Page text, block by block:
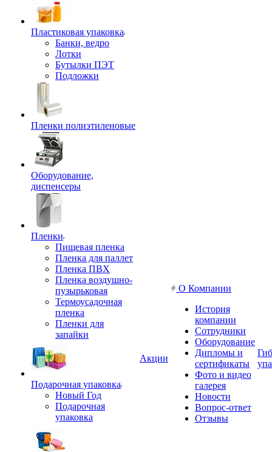
Пластиковая упаковка
Банки, ведро
Лотки
Бутылки ПЭТ
Подложки
Пленки полиэтиленовые
Оборудование,
диспенсеры
Пленки
Пищевая пленка
Пленка для паллет
Пленка ПВХ
Пленка воздушно-
пузырьковая
Термоусадочная
пленка
Пленки для
запайки
Подарочная упаковка
Новый Год
Подарочная
упаковка
Акции
О Компании
История
компании
Сотрудники
Оборудование
Дипломы и
сертификаты
Фото и видео
галерея
Новости
Вопрос-ответ
Отзывы